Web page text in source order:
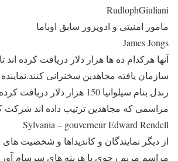
RudlophGiuliani
مامور امنیتی و ادویزور سابق اوباما
James Jongs
آنها هرکدام ده ها هزار دلار دریافت کرده
سازمان یافته مجاهدین سخنرانی
رندل بنام سیلوانیا 150 هزار دلار
مراسمی که مجاهدین ترتیب داده اند شرکت
Sylvania – gouverneur Edward Rendell
از دیگر نمایندگان و کاندیداها و شخصیت
مراسم مریم رجوی با هزینه های سرسام